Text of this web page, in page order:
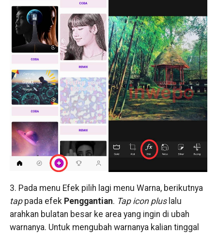
3. Pada menu Efek pilih lagi menu Warna, berikutnya
tappada efek Penggantian. Tap icon pluslalu
arahkan bulatan besar ke area yang ingin di ubah
warnanya. Untuk mengubah warnanya kalian tinggal